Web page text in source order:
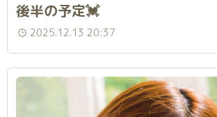
後半の予定💓
2025.12.13 20:37